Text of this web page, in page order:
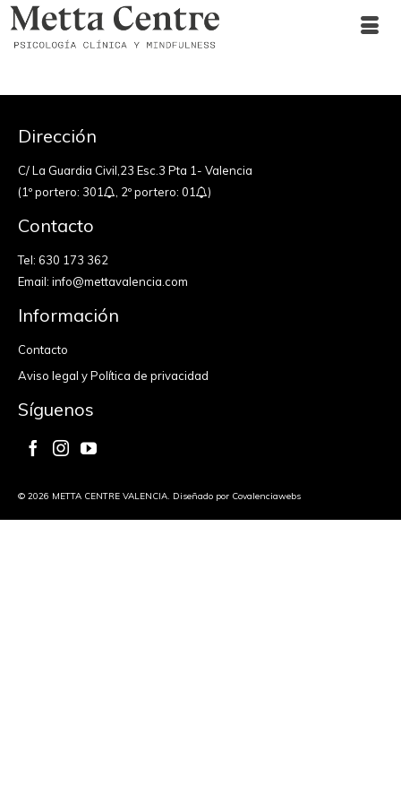
Dirección
C/ La Guardia Civil,23 Esc.3 Pta 1- Valencia
(1º portero: 301
, 2º portero: 01 )
Contacto
Tel: 630 173 362
Email: info@mettavalencia.com
Información
Contacto
Aviso legal y Política de privacidad
Síguenos
© 2026 METTA CENTRE VALENCIA. Diseñado por Covalenciawebs